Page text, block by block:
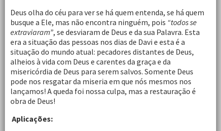
Deus olha do céu para ver se há quem entenda, se há quem
busque a Ele, mas não encontra ninguém, pois “todos se
extraviaram”, se desviaram de Deus e da sua Palavra. Esta
era a situação das pessoas nos dias de Davi e esta é a
situação do mundo atual: pecadores distantes de Deus,
alheios à vida com Deus e carentes da graça e da
misericórdia de Deus para serem salvos. Somente Deus
pode nos resgatar da miseria em que nós mesmos nos
lançamos! A queda foi nossa culpa, mas a restauração é
obra de Deus!
Aplicações: